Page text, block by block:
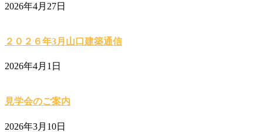
2026年4月27日
２０２６年3月山口建築通信
2026年4月1日
見学会のご案内
2026年3月10日